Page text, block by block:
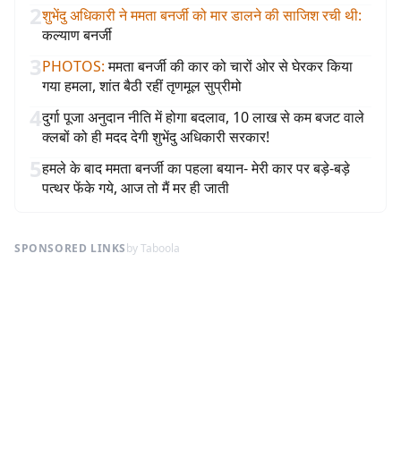
2शुभेंदु अधिकारी ने ममता बनर्जी को मार डालने की साजिश रची थी:
कल्याण बनर्जी
3PHOTOS: ममता बनर्जी की कार को चारों ओर से घेरकर किया
गया हमला, शांत बैठी रहीं तृणमूल सुप्रीमो
4दुर्गा पूजा अनुदान नीति में होगा बदलाव, 10 लाख से कम बजट वाले
क्लबों को ही मदद देगी शुभेंदु अधिकारी सरकार!
5हमले के बाद ममता बनर्जी का पहला बयान- मेरी कार पर बड़े-बड़े
पत्थर फेंके गये, आज तो मैं मर ही जाती
SPONSORED LINKSby Taboola